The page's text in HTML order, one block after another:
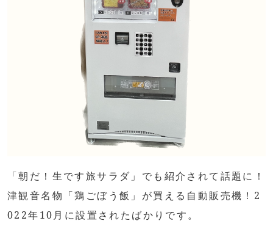
「朝だ！生です旅サラダ」でも紹介されて話題に！
津観音名物「鶏ごぼう飯」が買える自動販売機！2
022年10月に設置されたばかりです。